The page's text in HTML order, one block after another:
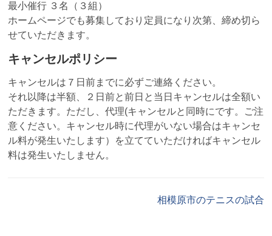
最小催行 ３名（３組）
ホームページでも募集しており定員になり次第、締め切ら
せていただきます。
キャンセルポリシー
キャンセルは７日前までに必ずご連絡ください。
それ以降は半額、２日前と前日と当日キャンセルは全額い
ただきます。ただし、代理(キャンセルと同時にです。ご注
意ください。キャンセル時に代理がいない場合はキャンセ
ル料が発生いたします）を立てていただければキャンセル
料は発生いたしません。
相模原市のテニスの試合